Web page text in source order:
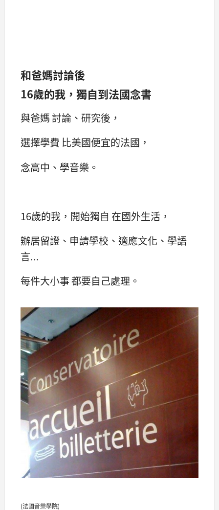
和爸媽討論後
16歲的我，獨自到法國念書
與爸媽 討論、研究後，
選擇學費 比美國便宜的法國，
念高中、學音樂。
16歲的我，開始獨自 在國外生活，
辦居留證、申請學校、適應文化、學語
言...
每件大小事 都要自己處理。
(法國音樂學院)